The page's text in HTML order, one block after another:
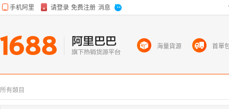
所有類目
海量貨源 首單